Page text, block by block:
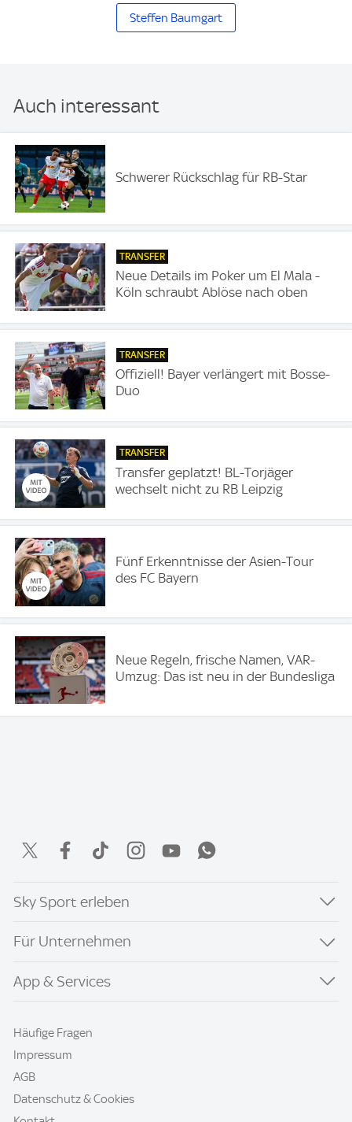
Steffen Baumgart
Auch interessant
Schwerer Rückschlag für RB-Star
TRANSFER
Neue Details im Poker um El Mala -
Köln schraubt Ablöse nach oben
TRANSFER
Offiziell! Bayer verlängert mit Bosse-
Duo
TRANSFER
Transfer geplatzt! BL-Torjäger
wechselt nicht zu RB Leipzig
Fünf Erkenntnisse der Asien-Tour
des FC Bayern
Neue Regeln, frische Namen, VAR-
Umzug: Das ist neu in der Bundesliga
Sky Sport erleben
Für Unternehmen
App & Services
Häufige Fragen
Impressum
AGB
Datenschutz & Cookies